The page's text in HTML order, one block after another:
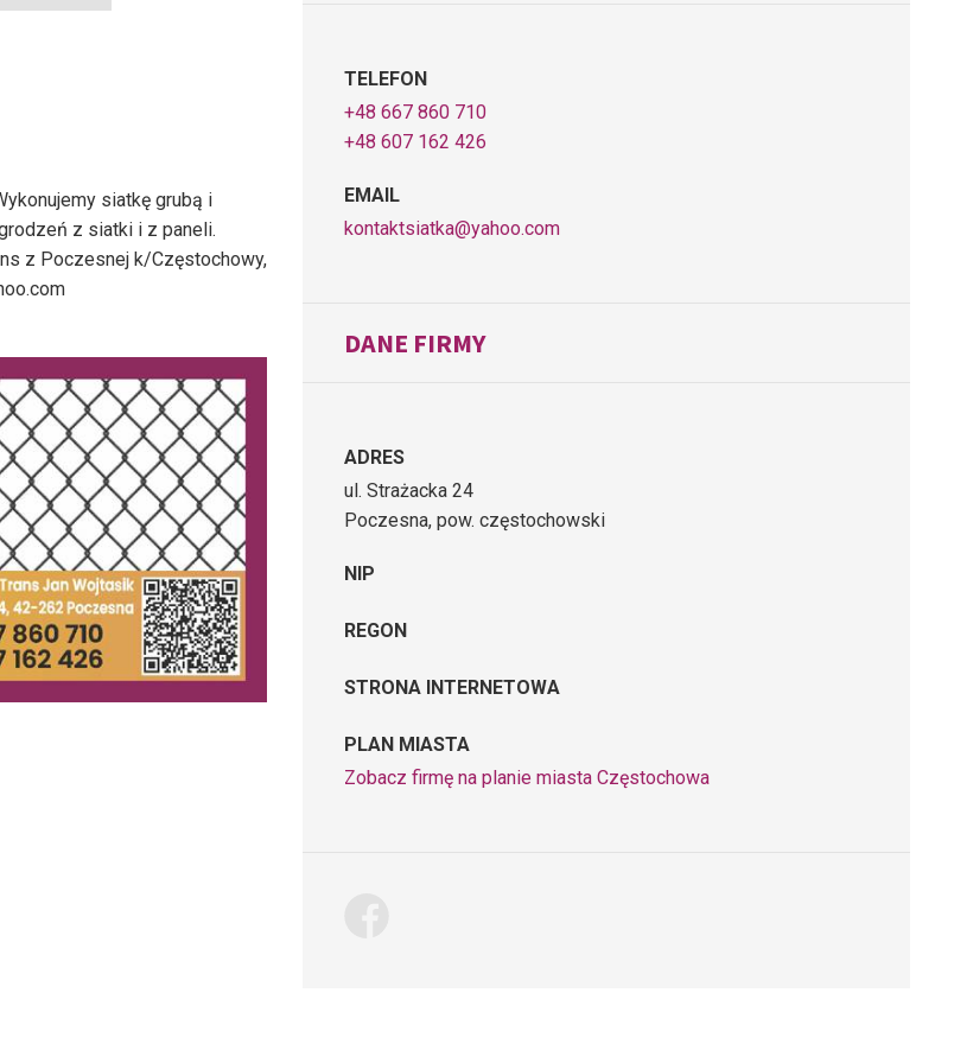
siatkę grubą i
z siatki i z paneli.
z Poczesnej k/Częstochowy,
TELEFON
+48 667 860 710
+48 607 162 426
EMAIL
kontaktsiatka@yahoo.com
DANE FIRMY
ADRES
ul. Strażacka 24
Poczesna, pow. częstochowski
NIP
REGON
STRONA INTERNETOWA
PLAN MIASTA
Zobacz firmę na planie miasta Częstochowa